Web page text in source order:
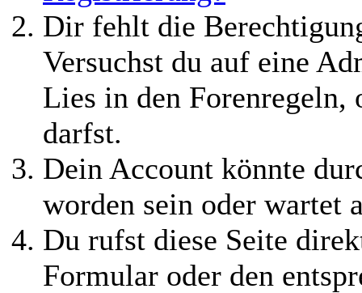
Dir fehlt die
Versuchst du auf eine
Lies in den Forenregeln,
darfst.
Dein Account könnte
worden sein oder wartet
Du rufst diese Seite
Formular oder den